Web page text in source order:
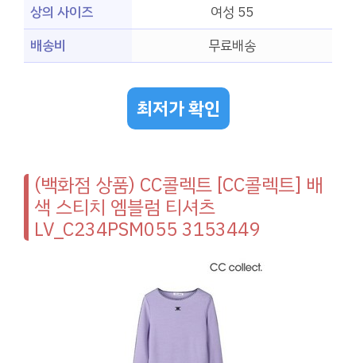
상의 사이즈
여성 55
배송비
무료배송
최저가 확인
(백화점 상품) CC콜렉트 [CC콜렉트] 배
색 스티치 엠블럼 티셔츠
LV_C234PSM055 3153449